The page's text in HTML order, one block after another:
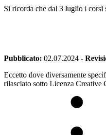
Si ricorda che dal 3 luglio i corsi
Pubblicato: 02.07.2024 -
Eccetto dove diversamente
rilasciato sotto Licenza